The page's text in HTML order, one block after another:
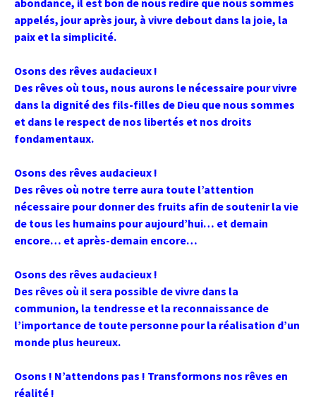
abondance, il est bon de nous redire que nous sommes
appelés, jour après jour, à vivre debout dans la joie, la
paix et la simplicité.
Osons des rêves audacieux !
Des rêves où tous, nous aurons le nécessaire pour vivre
dans la dignité des fils-filles de Dieu que nous sommes
et dans le respect de nos libertés et nos droits
fondamentaux.
Osons des rêves audacieux !
Des rêves où notre terre aura toute l’attention
nécessaire pour donner des fruits afin de soutenir la vie
de tous les humains pouraujourd’hui… et demain
encore… et après-demain encore…
Osons des rêves audacieux !
Des rêves où il sera possible de vivre dans la
communion, la tendresse et la reconnaissance de
l’importance de toute personne pour la réalisation d’un
monde plus heureux.
Osons ! N’attendons pas ! Transformons nos rêves en
réalité !